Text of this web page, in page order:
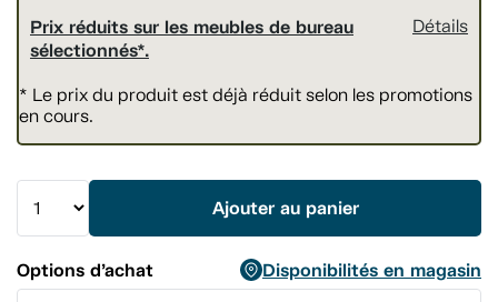
Prix réduits sur les meubles de bureau
sélectionnés*.
Détails
* Le prix du produit est déjà réduit selon les promotions
en cours.
Ajouter au panier
Options d’achat
Disponibilités en magasin